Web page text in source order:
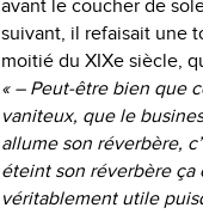
avant le coucher de
suivant, il refaisait une
moitié du XIXe siècle,
« – Peut-être bien que
vaniteux, que le
allume son réverbère,
éteint son réverbère ça
véritablement utile